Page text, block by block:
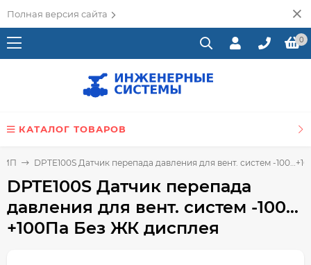
Полная версия сайта
0
КАТАЛОГ ТОВАРОВ
DPTE100S Датчик перепада давления для вент. систем -
DPTE100S Датчик перепада
давления для вент. систем -100…
+100Па Без ЖК дисплея